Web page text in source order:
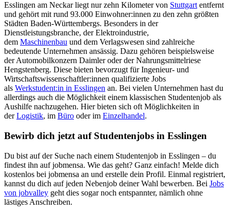
Esslingen am Neckar liegt nur zehn Kilometer von Stuttgart entfernt
und gehört mit rund 93.000 Einwohner:innen zu den zehn größten
Städten Baden-Württembergs. Besonders in der
Dienstleistungsbranche, der Elektroindustrie,
dem Maschinenbau und dem Verlagswesen sind zahlreiche
bedeutende Unternehmen ansässig. Dazu gehören beispielsweise
der Automobilkonzern Daimler oder der Nahrungsmittelriese
Hengstenberg. Diese bieten bevorzugt für Ingenieur- und
Wirtschaftswissenschaftler:innen qualifizierte Jobs
als Werkstudent:in in Esslingen an. Bei vielen Unternehmen hast du
allerdings auch die Möglichkeit einem klassischen Studentenjob als
Aushilfe nachzugehen. Hier bieten sich oft Möglichkeiten in
derLogistik, im Büro oder im Einzelhandel.
Bewirb dich jetzt auf Studentenjobs in Esslingen
Du bist auf der Suche nach einem Studentenjob in Esslingen – du
findest ihn auf jobmensa. Wie das geht? Ganz einfach! Melde dich
kostenlos bei jobmensa an und erstelle dein Profil. Einmal registriert,
kannst du dich auf jeden Nebenjob deiner Wahl bewerben. Bei Jobs
von jobvalley geht dies sogar noch entspannter, nämlich ohne
lästiges Anschreiben.